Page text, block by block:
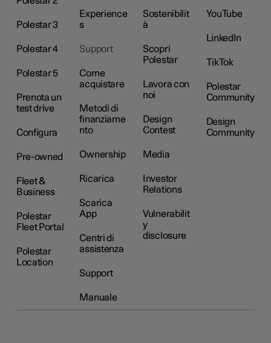
Polestar 3
Polestar 4
Polestar 5
Prenota un
test drive
Configura
Pre-owned
Fleet &
Business
Polestar
Fleet Portal
Polestar
Location
Experience
s
Support
Come
acquistare
Metodi di
finanziame
nto
Ownership
Ricarica
Scarica
App
Centri di
assistenza
Support
Manuale
Sostenibilit
à
Scopri
Polestar
Lavora con
noi
Design
Contest
Media
Investor
Relations
Vulnerabilit
y
disclosure
YouTube
LinkedIn
TikTok
Polestar
Community
Design
Community